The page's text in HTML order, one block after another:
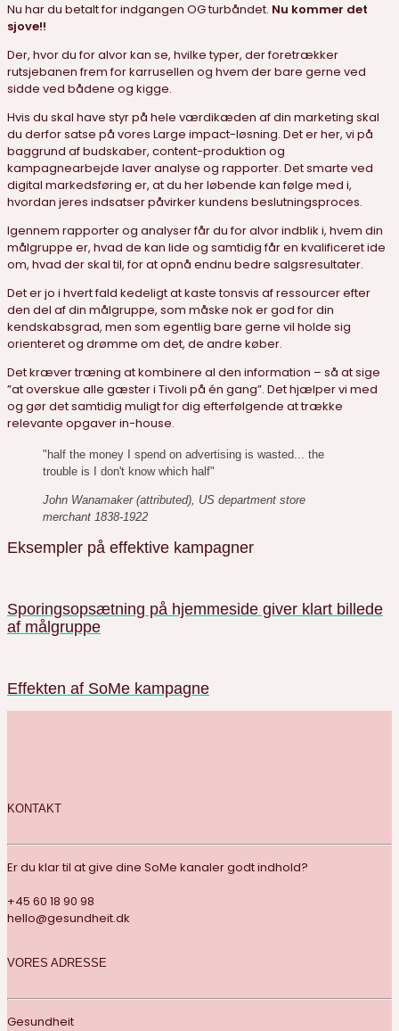
Nu har du betalt for indgangen OG turbåndet. Nu kommer det
sjove!!
Der, hvor du for alvor kan se, hvilke typer, der foretrækker
rutsjebanen frem for karrusellen og hvem der bare gerne ved
sidde ved bådene og kigge.
Hvis du skal have styr på hele værdikæden af din marketing skal
du derfor satse på vores Large impact-løsning. Det er her, vi på
baggrund af budskaber, content-produktion og
kampagnearbejde laver analyse og rapporter. Det smarte ved
digital markedsføring er, at du her løbende kan følge med i,
hvordan jeres indsatser påvirker kundens beslutningsproces.
Igennem rapporter og analyser får du for alvor indblik i, hvem din
målgruppe er, hvad de kan lide og samtidig får en kvalificeret ide
om, hvad der skal til, for at opnå endnu bedre salgsresultater.
Det er jo i hvert fald kedeligt at kaste tonsvis af ressourcer efter
den del af din målgruppe, som måske nok er god for din
kendskabsgrad, men som egentlig bare gerne vil holde sig
orienteret og drømme om det, de andre køber.
Det kræver træning at kombinere al den information – så at sige
”at overskue alle gæster i Tivoli på én gang”. Det hjælper vi med
og gør det samtidig muligt for dig efterfølgende at trække
relevante opgaver in-house.
"half the money I spend on advertising is wasted... the
trouble is I don't know which half"
John Wanamaker (attributed), US department store
merchant 1838-1922
Eksempler på effektive kampagner
Sporingsopsætning på hjemmeside giver klart billede
af målgruppe
Effekten af SoMe kampagne
KONTAKT
Er du klar til at give dine SoMe kanaler godt indhold?
+45 60 18 90 98
hello@gesundheit.dk
VORES ADRESSE
Gesundheit